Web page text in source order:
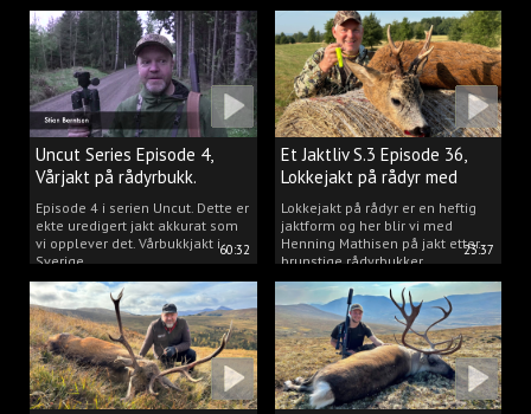
60:32
Uncut Series Episode 4,
Vårjakt på rådyrbukk.
Episode 4 i serien Uncut. Dette er
ekte uredigert jakt akkurat som
vi opplever det. Vårbukkjakt i
Sverige.
23:37
Et Jaktliv S.3 Episode 36,
Lokkejakt på rådyr med
Henning Mathisen
Lokkejakt på rådyr er en heftig
jaktform og her blir vi med
Henning Mathisen på jakt etter
brunstige rådyrbukker.